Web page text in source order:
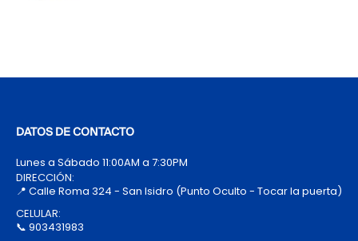
DATOS DE CONTACTO
Lunes a Sábado 11:00AM a 7:30PM
DIRECCIÓN:
📍 Calle Roma 324 - San Isidro (Punto Oculto - Tocar la puerta)
CELULAR:
📞 903431983